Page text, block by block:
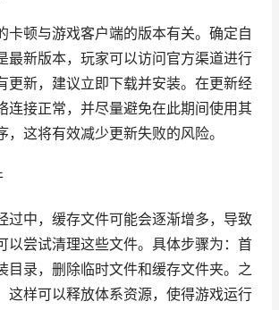
卡顿与游戏客户端的版本有关。确定自
最新版本，玩家可以访问官方渠道进行
更新，建议立即下载并安装。在更新经
连接正常，并尽量避免在此期间使用其
，这将有效减少更新失败的风险。
过中，缓存文件可能会逐渐增多，导致
以尝试清理这些文件。具体步骤为：首
目录，删除临时文件和缓存文件夹。之
这样可以释放体系资源，使得游戏运行